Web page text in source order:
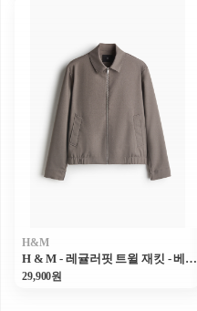
H&M
H & M - 레귤러핏 트윌 재킷 - 베이지
29,900원